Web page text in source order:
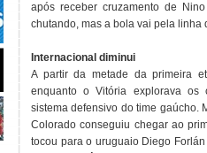
após receber cruzamento de
chutando, mas a bola vai pela linha
Internacional diminui
A partir da metade da primeira
enquanto o Vitória explorava os
sistema defensivo do time gaúcho.
Colorado conseguiu chegar ao
tocou para o uruguaio Diego